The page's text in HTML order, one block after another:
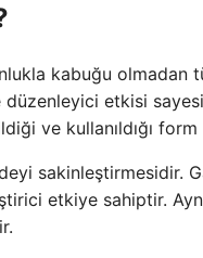
kabuğu
etkisi
ve kullanıldığı
sakinleştirmesidir.
etkiye sahiptir.